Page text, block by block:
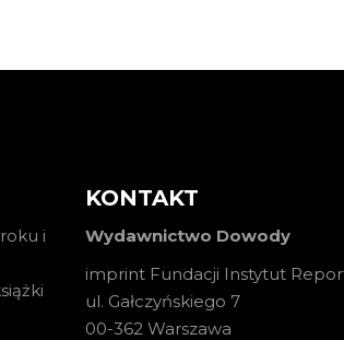
i
KONTAKT
Wydawnictwo Dowody
imprint Fundacji Instytut
ul. Gałczyńskiego 7
00-362 Warszawa